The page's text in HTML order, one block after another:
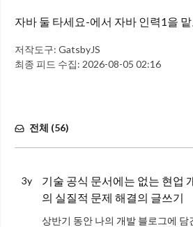
자바 둘 타세요-에서 자바 인력1을
저작도구: GatsbyJS
최종 피드 수집: 2026-08-05 02:16
전체 (56)
3y
기술 공식 문서에는 없는 현업
의 실질적 문제 해결의 글쓰기